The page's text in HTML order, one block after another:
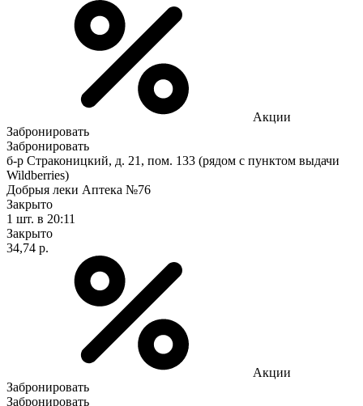
Акции
Забронировать
Забронировать
б-р Страконицкий, д. 21, пом. 133 (рядом с пунктом выдачи
Wildberries)
Добрыя леки Аптека №76
Закрыто
1 шт. в 20:11
Закрыто
34,74 р.
Акции
Забронировать
Забронировать